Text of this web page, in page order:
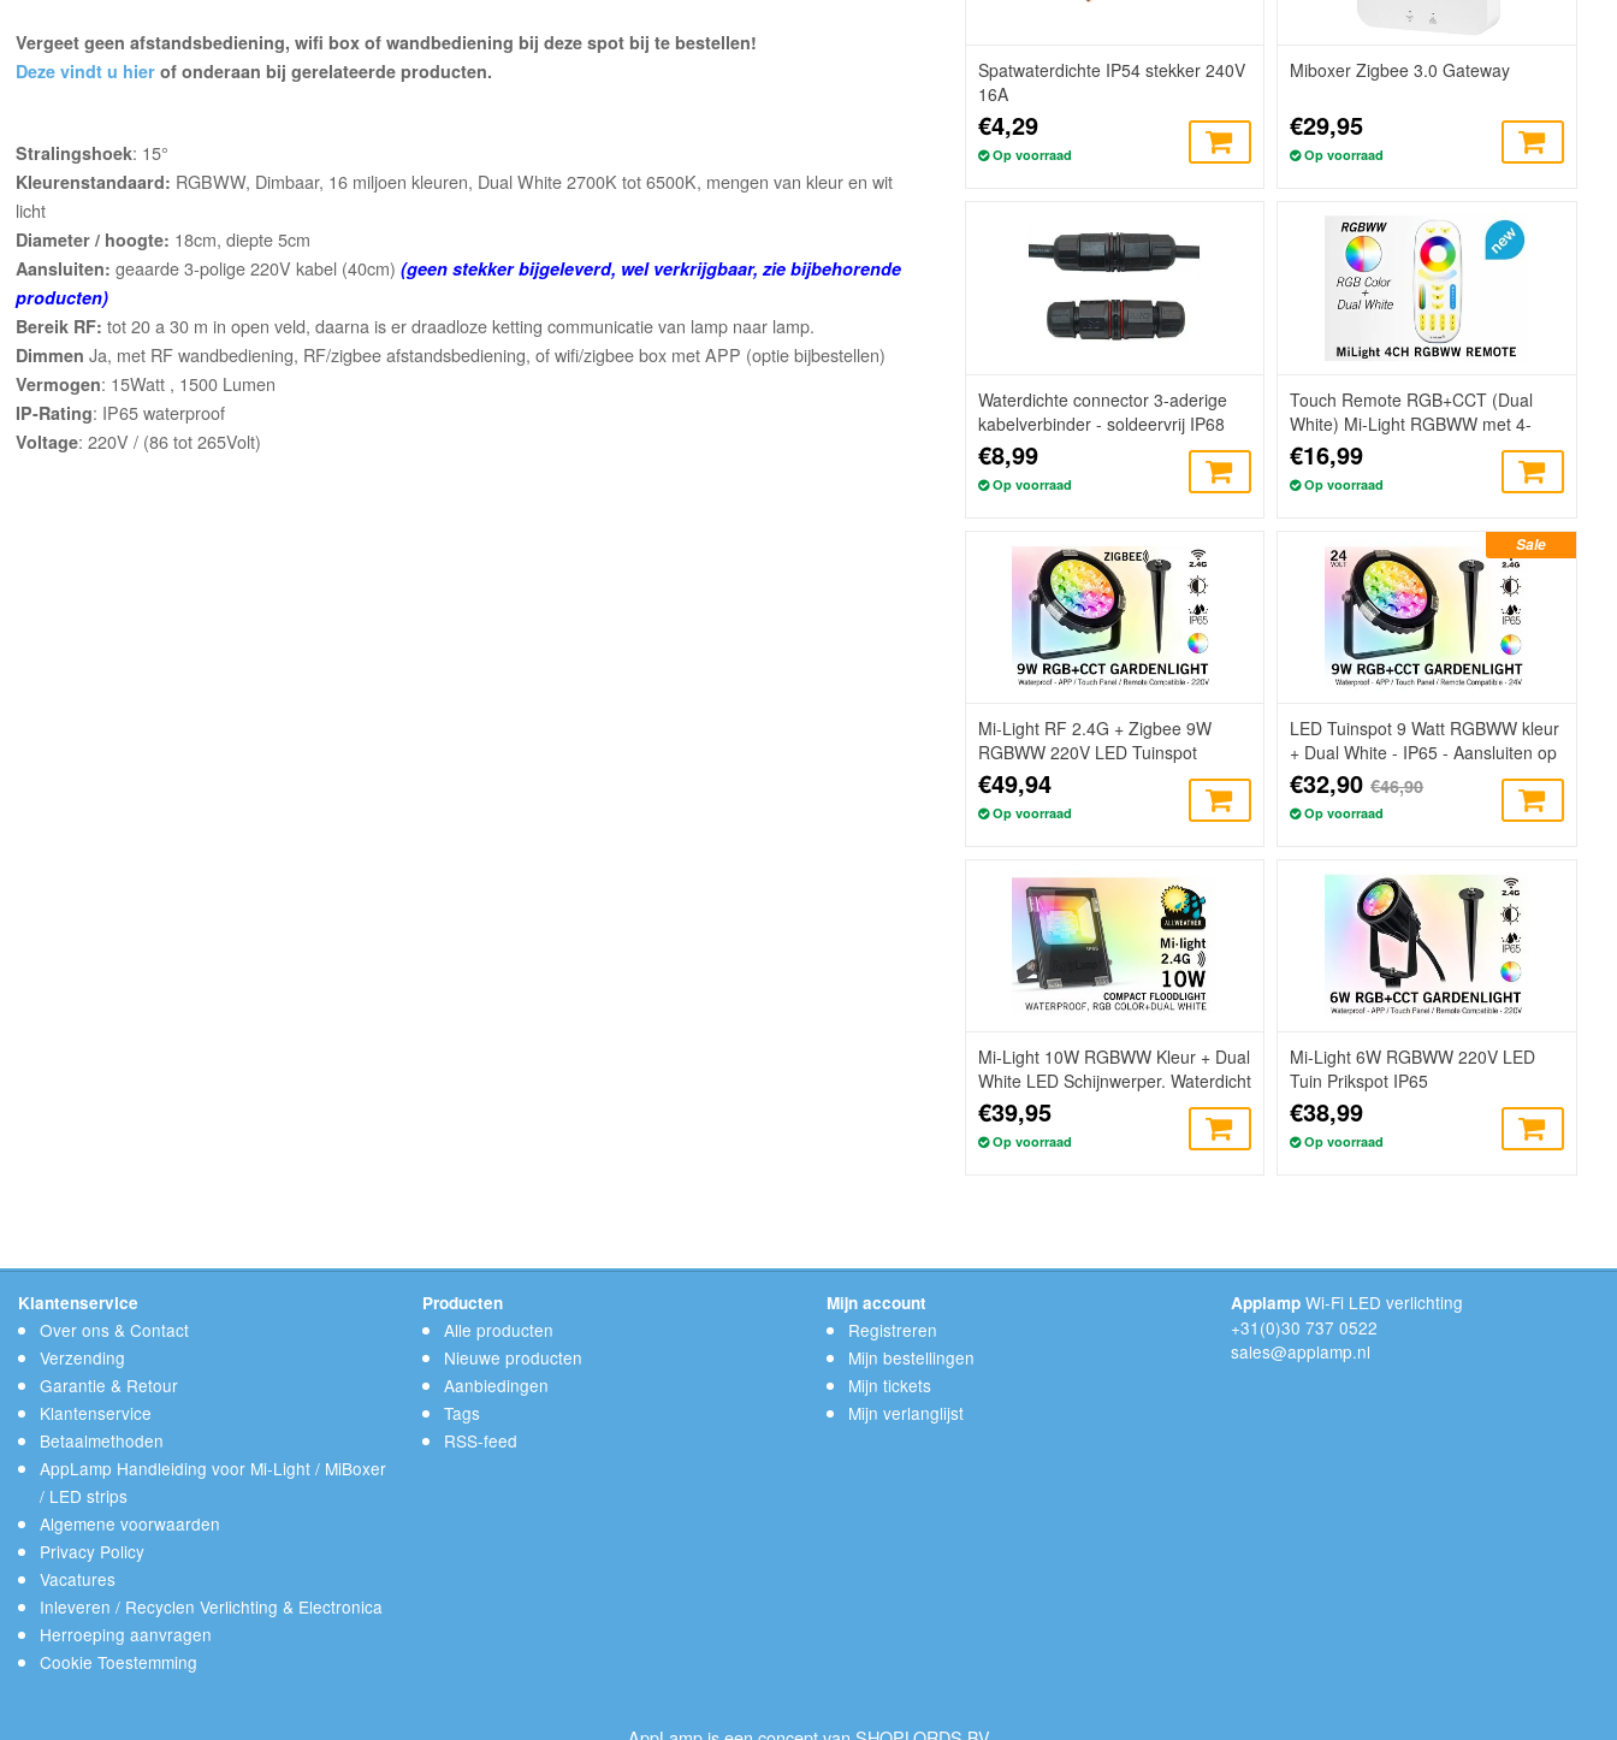
Vergeet geen afstandsbediening, wifi box of wandbediening bij deze spot bij te bestellen!
Deze vindt u hier of onderaan bij gerelateerde producten.
Stralingshoek: 15°
Kleurenstandaard: RGBWW, Dimbaar, 16 miljoen kleuren, Dual White 2700K tot 6500K, mengen van kleur en wit
licht
Diameter / hoogte: 18cm, diepte 5cm
Aansluiten: geaarde 3-polige 220V kabel (40cm) (geen stekker bijgeleverd, wel verkrijgbaar, zie bijbehorende
producten)
Bereik RF:tot 20 a 30 m in open veld, daarna is er draadloze ketting communicatie van lamp naar lamp.
Dimmen Ja, met RF wandbediening, RF/zigbee afstandsbediening, of wifi/zigbee box met APP (optie bijbestellen)
Vermogen: 15Watt , 1500 Lumen
IP-Rating: IP65 waterproof
Voltage: 220V / (86 tot 265Volt)
Spatwaterdichte IP54 stekker 240V
16A
€4,29
Op voorraad
Miboxer Zigbee 3.0 Gateway
€29,95
Op voorraad
Waterdichte connector 3-aderige
kabelverbinder - soldeervrij IP68
€8,99
Op voorraad
Touch Remote RGB+CCT (Dual
White) Mi-Light RGBWW met 4-
kanalen
€16,99
Op voorraad
Mi-Light RF 2.4G + Zigbee 9W
RGBWW 220V LED Tuinspot
Verlichting IP66
€49,94
Op voorraad
Sale
LED Tuinspot 9 Watt RGBWW kleur
+ Dual White - IP65 - Aansluiten op
24Volt voeding
€32,90€46,90
Op voorraad
Mi-Light 10W RGBWW Kleur + Dual
White LED Schijnwerper. Waterdicht
IP65
€39,95
Op voorraad
Mi-Light 6W RGBWW 220V LED
Tuin Prikspot IP65
€38,99
Op voorraad
Klantenservice
Over ons & Contact
Verzending
Garantie & Retour
Klantenservice
Betaalmethoden
AppLamp Handleiding voor Mi-Light / MiBoxer
/ LED strips
Algemene voorwaarden
Privacy Policy
Vacatures
Inleveren / Recyclen Verlichting & Electronica
Herroeping aanvragen
Cookie Toestemming
Producten
Alle producten
Nieuwe producten
Aanbiedingen
Tags
RSS-feed
Mijn account
Registreren
Mijn bestellingen
Mijn tickets
Mijn verlanglijst
Applamp Wi-Fi LED verlichting
+31(0)30 737 0522
sales@applamp.nl